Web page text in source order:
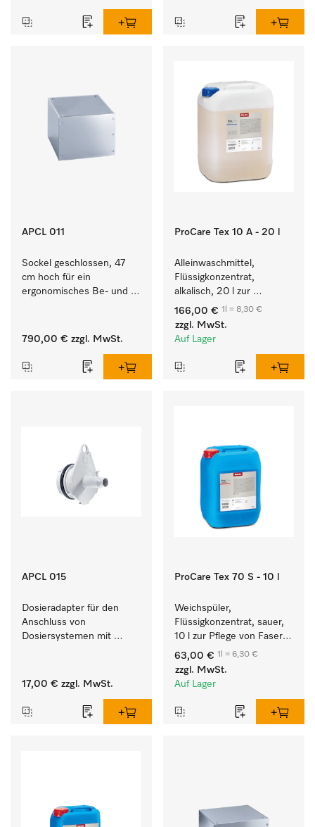
APCL 011
Sockel geschlossen, 47
cm hoch für ein
ergonomisches Be- und
Trockner.
790,00 € zzgl. MwSt.
ProCare Tex 10 A - 20 l
Alleinwaschmittel,
Flüssigkonzentrat,
alkalisch, 20 l zur
Reinigung weißer Textilien
und farbechter
Buntwäsche.
166,00 € 1l = 8,30 €
zzgl. MwSt.
Auf Lager
APCL 015
Dosieradapter für den
Anschluss von
Dosiersystemen mit
17,00 € zzgl. MwSt.
ProCare Tex 70 S - 10 l
Weichspüler,
Flüssigkonzentrat, sauer,
10 l zur Pflege von Fasern
für eine langfristige
Geschmeidigkeit der
Textilien.
63,00 € 1l = 6,30 €
zzgl. MwSt.
Auf Lager